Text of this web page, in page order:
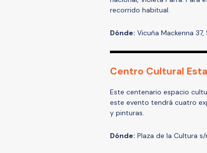
recorrido habitual.
Dónde: Vicuña Mackenna 37,
Centro Cultural
Este centenario espacio
este evento tendrá cuatro
y pinturas.
Dónde: Plaza de la Cultura